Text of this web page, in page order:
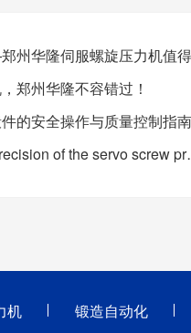
郑州华隆不容错过！
的安全操作与质量控制指南
How does the
机 锻造自动化